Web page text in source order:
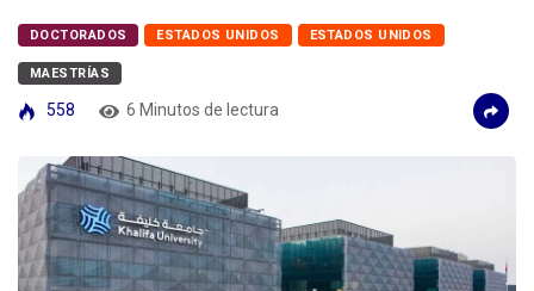
DOCTORADOS ESTADOS UNIDOS ESTADOS UNIDOS
MAESTRÍAS
558 6 Minutos de lectura